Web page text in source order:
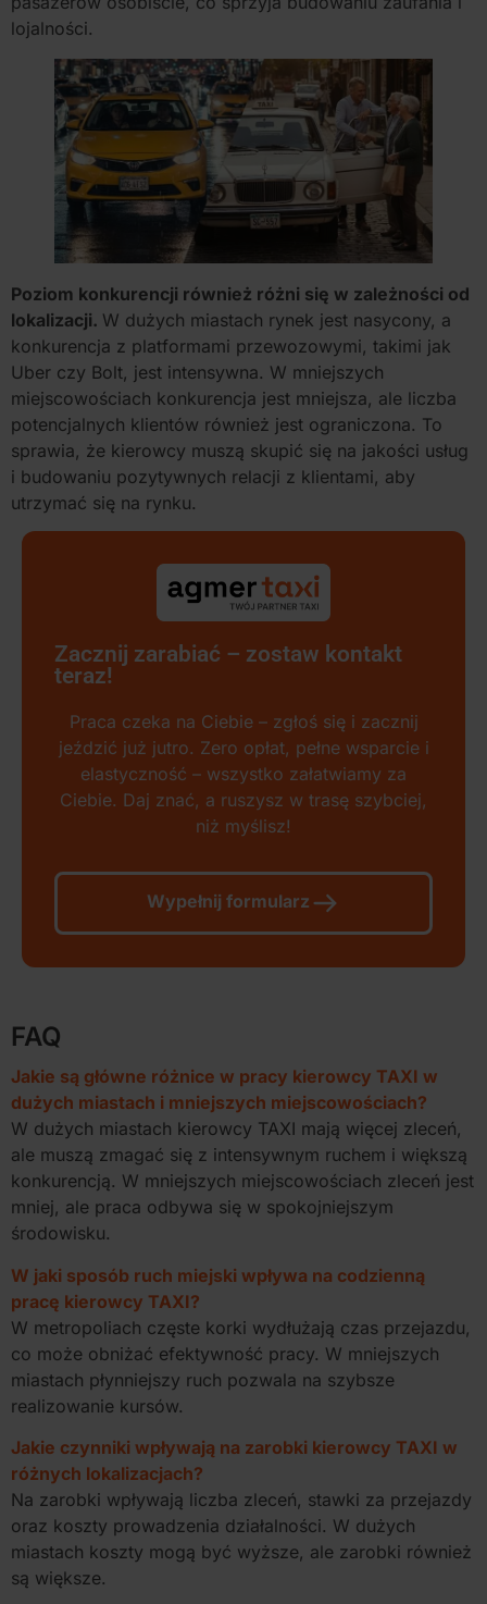
lojalności.
Poziom konkurencji również różni się w zależności od
lokalizacji. W dużych miastach rynek jest nasycony, a
konkurencja z platformami przewozowymi, takimi jak
Uber czy Bolt, jest intensywna. W mniejszych
miejscowościach konkurencja jest mniejsza, ale liczba
potencjalnych klientów również jest ograniczona. To
sprawia, że kierowcy muszą skupić się na jakości usług
i budowaniu pozytywnych relacji z klientami, aby
utrzymać się na rynku.
Zacznij zarabiać – zostaw kontakt
teraz!
Praca czeka na Ciebie – zgłoś się i zacznij
jeździć już jutro. Zero opłat, pełne wsparcie i
elastyczność – wszystko załatwiamy za
Ciebie. Daj znać, a ruszysz w trasę szybciej,
niż myślisz!
Wypełnij formularz
FAQ
Jakie są główne różnice w pracy kierowcy TAXI w
dużych miastach i mniejszych miejscowościach?
W dużych miastach kierowcy TAXI mają więcej zleceń,
ale muszą zmagać się z intensywnym ruchem i większą
konkurencją. W mniejszych miejscowościach zleceń jest
mniej, ale praca odbywa się w spokojniejszym
środowisku.
W jaki sposób ruch miejski wpływa na codzienną
pracę kierowcy TAXI?
W metropoliach częste korki wydłużają czas przejazdu,
co może obniżać efektywność pracy. W mniejszych
miastach płynniejszy ruch pozwala na szybsze
realizowanie kursów.
Jakie czynniki wpływają na zarobki kierowcy TAXI w
różnych lokalizacjach?
Na zarobki wpływają liczba zleceń, stawki za przejazdy
oraz koszty prowadzenia działalności. W dużych
miastach koszty mogą być wyższe, ale zarobki również
są większe.